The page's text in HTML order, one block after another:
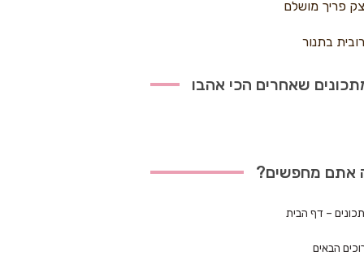
פריך מושלם
בתנור
שאחרים הכי אהבו
אתם מחפשים?
– דף הבית
הבאים